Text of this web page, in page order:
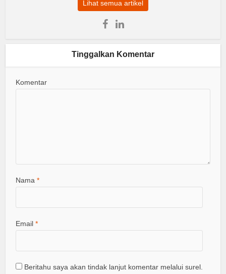
Lihat semua artikel
Tinggalkan Komentar
Komentar
Nama*
Email*
Beritahu saya akan tindak lanjut komentar melalui surel.